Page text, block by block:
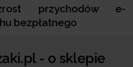
przychodów e-
bezpłatnego
- o sklepie